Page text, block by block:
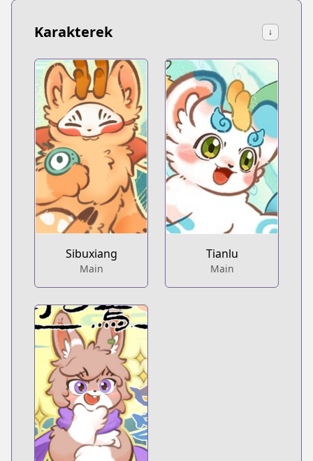
Karakterek ↓
Sibuxiang
Main
Tianlu
Main